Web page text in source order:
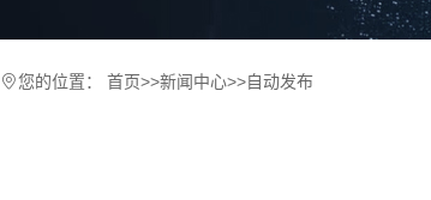
您的位置： 首页>>新闻中心>>自动发布